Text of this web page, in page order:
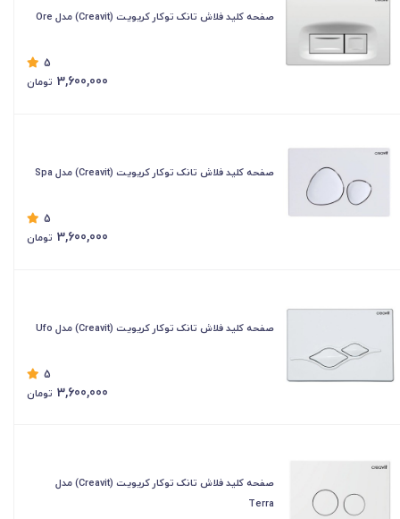
صفحه کلید فلاش تانک توکار کریویت (Creavit) مدل Ore
5
3,600,000 تومان
صفحه کلید فلاش تانک توکار کریویت (Creavit) مدل Spa
5
3,600,000 تومان
صفحه کلید فلاش تانک توکار کریویت (Creavit) مدل Ufo
5
3,600,000 تومان
صفحه کلید فلاش تانک توکار کریویت (Creavit) مدل
Terra